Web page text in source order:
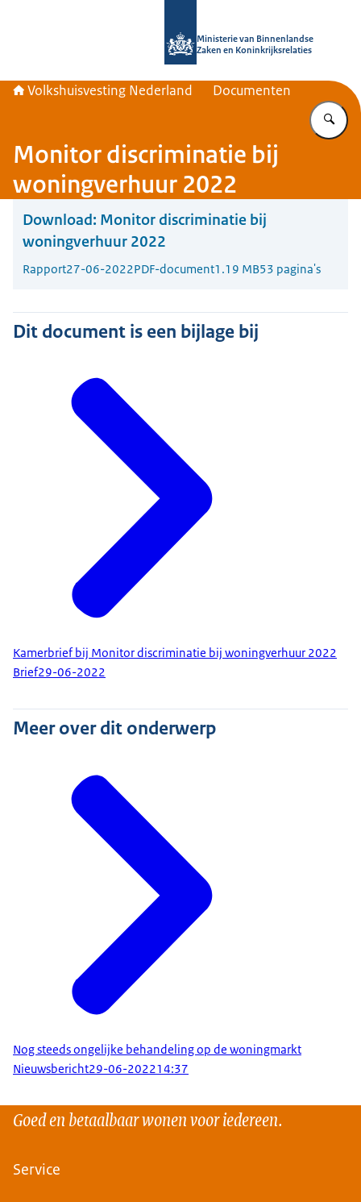
Ministerie van Binnenlandse
Zaken en Koninkrijksrelaties
Volkshuisvesting Nederland Documenten
Monitor discriminatie bij
woningverhuur 2022
Download: Monitor discriminatie bij
woningverhuur 2022
Rapport27-06-2022PDF-document1.19 MB53 pagina's
Dit document is een bijlage bij
Kamerbrief bij Monitor discriminatie bij woningverhuur 2022
Brief29-06-2022
Meer over dit onderwerp
Nog steeds ongelijke behandeling op de woningmarkt
Nieuwsbericht29-06-202214:37
Goed en betaalbaar wonen voor iedereen.
Service